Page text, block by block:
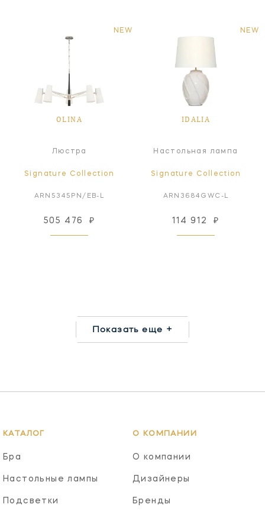
NEW
OLINA
Люстра
Signature Collection
ARN5345PN/EB-L
505 476 ₽
NEW
IDALIA
Настольная лампа
Signature Collection
ARN3684GWC-L
114 912 ₽
Показать еще +
КАТАЛОГ
Бра
Настольные лампы
Подсветки
О КОМПАНИИ
О компании
Дизайнеры
Бренды